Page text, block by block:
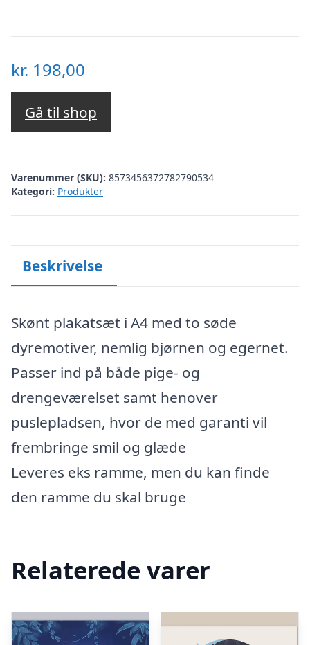
kr. 198,00
Gå til shop
Varenummer (SKU): 8573456372782790534
Kategori: Produkter
Beskrivelse
Skønt plakatsæt i A4 med to søde
dyremotiver, nemlig bjørnen og egernet.
Passer ind på både pige- og
drengeværelset samt henover
puslepladsen, hvor de med garanti vil
frembringe smil og glæde
Leveres eks ramme, men du kan finde
den ramme du skal bruge
Relaterede varer